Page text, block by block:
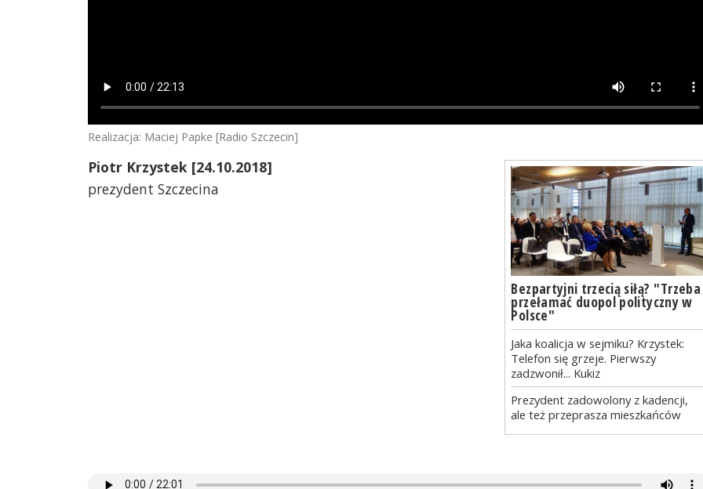
Realizacja: Maciej Papke [Radio Szczecin]
Bezpartyjni trzecią siłą? "Trzeba
przełamać duopol polityczny w
Polsce"
Jaka koalicja w sejmiku? Krzystek:
Telefon się grzeje. Pierwszy
zadzwonił... Kukiz
Prezydent zadowolony z kadencji,
ale też przeprasza mieszkańców
Piotr Krzystek [24.10.2018]
prezydent Szczecina